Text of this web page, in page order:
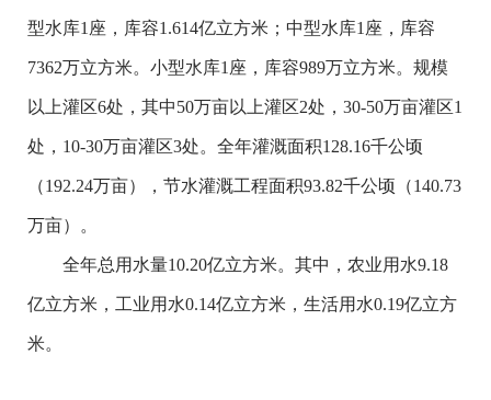
型水库1座，库容1.614亿立方米；中型水库1座，库容
7362万立方米。小型水库1座，库容989万立方米。规模
以上灌区6处，其中50万亩以上灌区2处，30-50万亩灌区1
处，10-30万亩灌区3处。全年灌溉面积128.16千公顷
（192.24万亩），节水灌溉工程面积93.82千公顷（140.73
万亩）。
全年总用水量10.20亿立方米。其中，农业用水9.18
亿立方米，工业用水0.14亿立方米，生活用水0.19亿立方
米。